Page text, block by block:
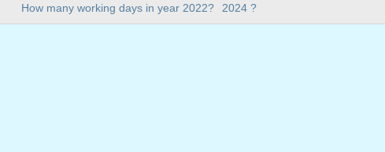
How many working days in year 2022? 2024 ?
2023年有多少个周末日？